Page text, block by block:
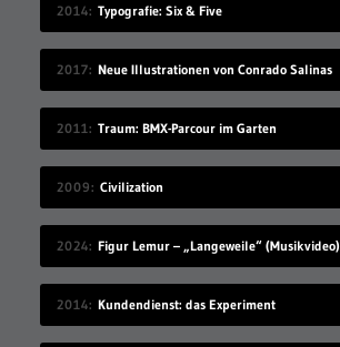
2014 Typografie: Six & Five
2017 Neue Illustrationen von Conrado Salinas
2011 Traum: BMX-Parcour im Garten
2009 Civilization
2024 Figur Lemur – „Langeweile“ (Musikvideo)
2014 Kundendienst: das Experiment